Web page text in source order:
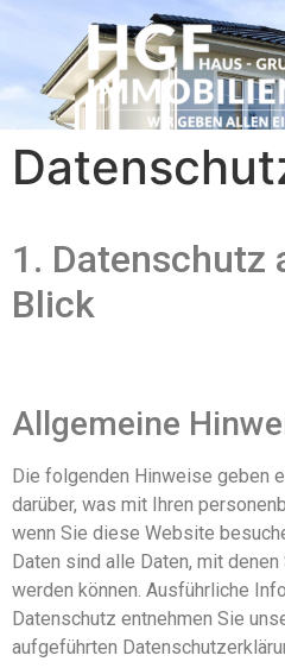
1. Datenschutz
Blick
Allgemeine
Die folgenden Hinweise geben
darüber, was mit Ihren
wenn Sie diese Website
Daten sind alle Daten, mit
werden können. Ausführliche
Datenschutz entnehmen Sie
aufgeführten